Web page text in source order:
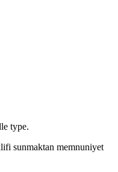
type.
sunmaktan memnuniyet